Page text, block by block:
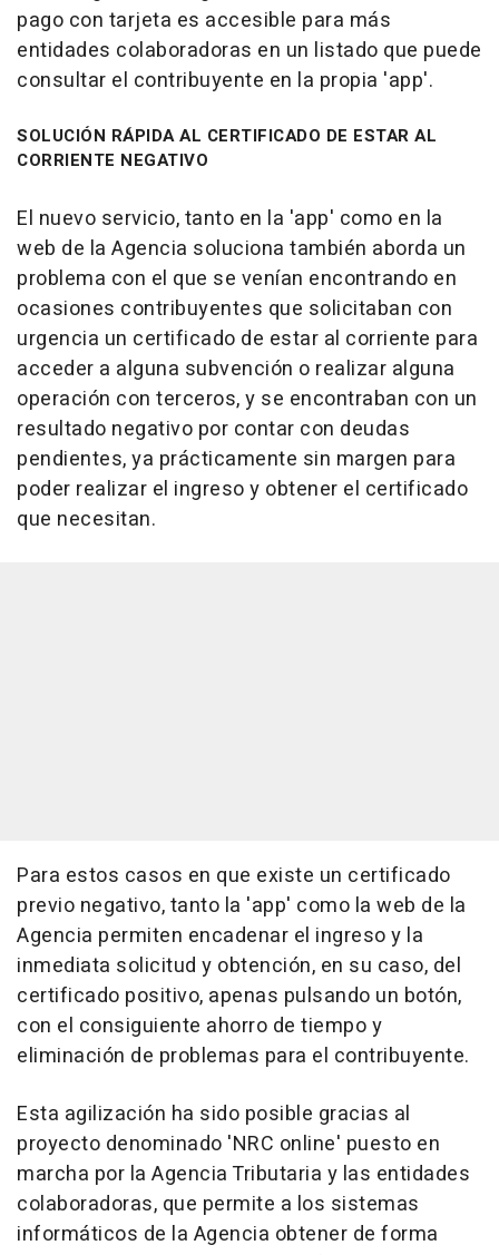
pago con tarjeta es accesible para más
entidades colaboradoras en un listado que puede
consultar el contribuyente en la propia 'app'.
SOLUCIÓN RÁPIDA AL CERTIFICADO DE ESTAR AL
CORRIENTE NEGATIVO
El nuevo servicio, tanto en la 'app' como en la
web de la Agencia soluciona también aborda un
problema con el que se venían encontrando en
ocasiones contribuyentes que solicitaban con
urgencia un certificado de estar al corriente para
acceder a alguna subvención o realizar alguna
operación con terceros, y se encontraban con un
resultado negativo por contar con deudas
pendientes, ya prácticamente sin margen para
poder realizar el ingreso y obtener el certificado
que necesitan.
Para estos casos en que existe un certificado
previo negativo, tanto la 'app' como la web de la
Agencia permiten encadenar el ingreso y la
inmediata solicitud y obtención, en su caso, del
certificado positivo, apenas pulsando un botón,
con el consiguiente ahorro de tiempo y
eliminación de problemas para el contribuyente.
Esta agilización ha sido posible gracias al
proyecto denominado 'NRC online' puesto en
marcha por la Agencia Tributaria y las entidades
colaboradoras, que permite a los sistemas
informáticos de la Agencia obtener de forma